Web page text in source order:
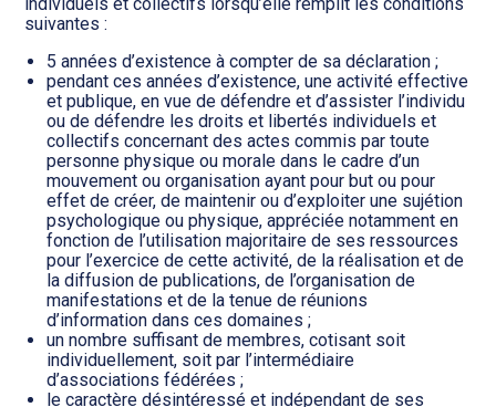
suivantes :
5 années d’existence à compter de sa déclaration ;
pendant ces années d’existence, une activité effective
et publique, en vue de défendre et d’assister l’individu
ou de défendre les droits et libertés individuels et
collectifs concernant des actes commis par toute
personne physique ou morale dans le cadre d’un
mouvement ou organisation ayant pour but ou pour
effet de créer, de maintenir ou d’exploiter une sujétion
psychologique ou physique, appréciée notamment en
fonction de l’utilisation majoritaire de ses ressources
pour l’exercice de cette activité, de la réalisation et de
la diffusion de publications, de l’organisation de
manifestations et de la tenue de réunions
d’information dans ces domaines ;
un nombre suffisant de membres, cotisant soit
individuellement, soit par l’intermédiaire
d’associations fédérées ;
le caractère désintéressé et indépendant de ses